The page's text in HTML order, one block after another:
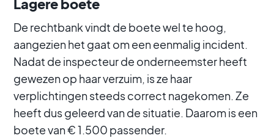
Lagere boete
De rechtbank vindt de boete wel te hoog,
aangezien het gaat om een eenmalig incident.
Nadat de inspecteur de onderneemster heeft
gewezen op haar verzuim, is ze haar
verplichtingen steeds correct nagekomen. Ze
heeft dus geleerd van de situatie. Daarom is een
boete van € 1.500 passender.